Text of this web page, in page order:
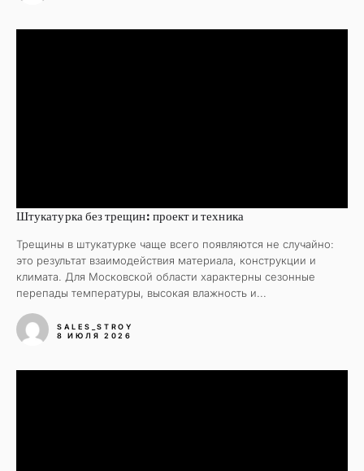
Штукатурка без трещин: проект и техника
Трещины в штукатурке чаще всего появляются не случайно:
это результат взаимодействия материала, конструкции и
климата. Для Московской области характерны сезонные
перепады температуры, высокая влажность и...
SALES_STROY
8 ИЮЛЯ 2026